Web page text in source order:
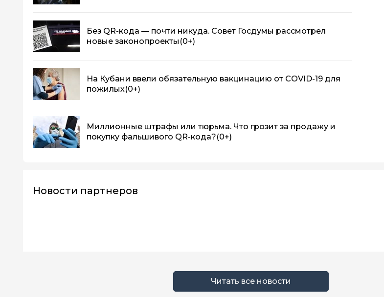
Без QR-кода — почти никуда. Совет Госдумы рассмотрел
новые законопроекты (0+)
На Кубани ввели обязательную вакцинацию от COVID-19 для
пожилых(0+)
Миллионные штрафы или тюрьма. Что грозит за продажу и
покупку фальшивого QR-кода?(0+)
Новости партнеров
Читать все новости